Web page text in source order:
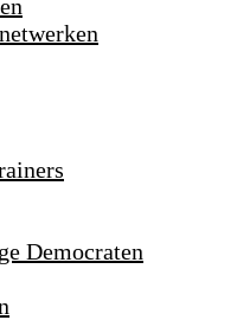
Democraten